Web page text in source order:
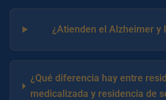
¿Atienden el Alzheimer y
¿Qué diferencia hay entre
medicalizada y residencia de